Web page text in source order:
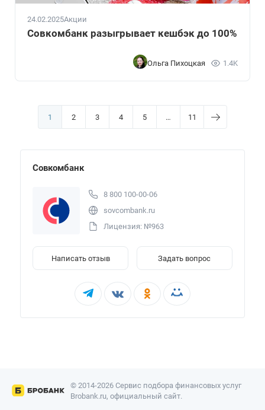
24.02.2025Акции
Совкомбанк разыгрывает кешбэк до 100%
Ольга Пихоцкая 1.4K
1 2 3 4 5 … 11
Совкомбанк
8 800 100-00-06
sovcombank.ru
Лицензия: №963
Написать отзыв Задать вопрос
© 2014-2026 Сервис подбора финансовых услуг
Brobank.ru, официальный сайт.